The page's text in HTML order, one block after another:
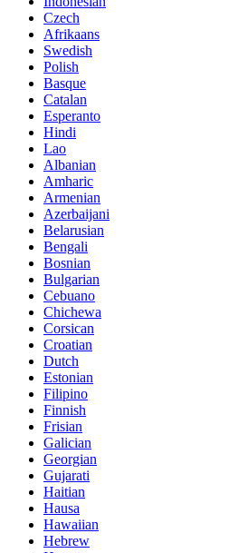
Czech
Afrikaans
Swedish
Polish
Basque
Catalan
Esperanto
Hindi
Lao
Albanian
Amharic
Armenian
Azerbaijani
Belarusian
Bengali
Bosnian
Bulgarian
Cebuano
Chichewa
Corsican
Croatian
Dutch
Estonian
Filipino
Finnish
Frisian
Galician
Georgian
Gujarati
Haitian
Hausa
Hawaiian
Hebrew